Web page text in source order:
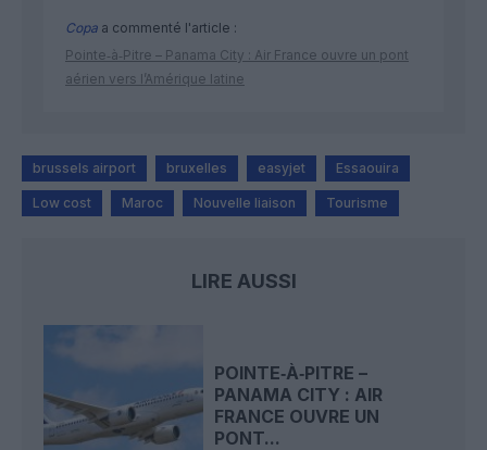
Copa a commenté l'article :
Pointe‑à‑Pitre – Panama City : Air France ouvre un pont
aérien vers l’Amérique latine
brussels airport bruxelles easyjet Essaouira
Low cost Maroc Nouvelle liaison Tourisme
LIRE AUSSI
POINTE‑À‑PITRE –
PANAMA CITY : AIR
FRANCE OUVRE UN
PONT...